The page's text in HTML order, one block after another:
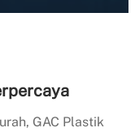
GAC Plastik